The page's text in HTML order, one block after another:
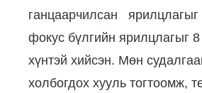
ганцаарчилсан ярилцлагыг
фокус бүлгийн ярилцлагыг
хүнтэй хийсэн. Мөн
холбогдох хууль тогтоомж,